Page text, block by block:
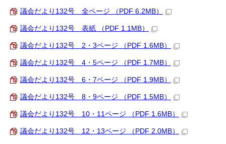
議会だより132号 全ページ （PDF 6.2MB）
議会だより132号 表紙 （PDF 1.1MB）
議会だより132号 2・3ページ （PDF 1.6MB）
議会だより132号 4・5ページ （PDF 1.7MB）
議会だより132号 6・7ページ （PDF 1.9MB）
議会だより132号 8・9ページ （PDF 1.5MB）
議会だより132号 10・11ページ （PDF 1.6MB）
議会だより132号 12・13ページ （PDF 2.0MB）